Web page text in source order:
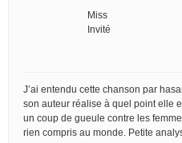
Miss
Invité
J’ai entendu cette chanson par
son auteur réalise à quel point elle
un coup de gueule contre les
rien compris au monde. Petite